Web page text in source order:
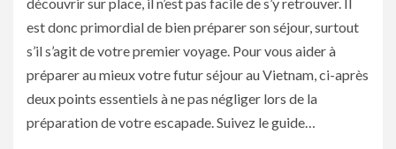
est donc primordial de bien préparer son séjour, surtout
s’il s’agit de votre premier voyage. Pour vous aider à
préparer au mieux votre futur séjour au Vietnam, ci-après
deux points essentiels à ne pas négliger lors de la
préparation de votre escapade. Suivez le guide…